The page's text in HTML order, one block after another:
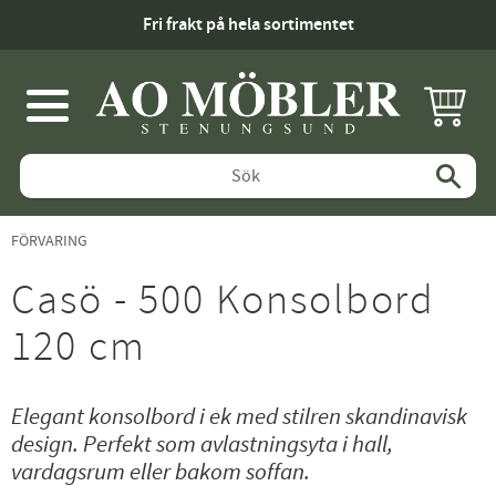
Fri frakt på hela sortimentet
Meny
FÖRVARING
Casö - 500 Konsolbord
120 cm
Elegant konsolbord i ek med stilren skandinavisk
design. Perfekt som avlastningsyta i hall,
vardagsrum eller bakom soffan.